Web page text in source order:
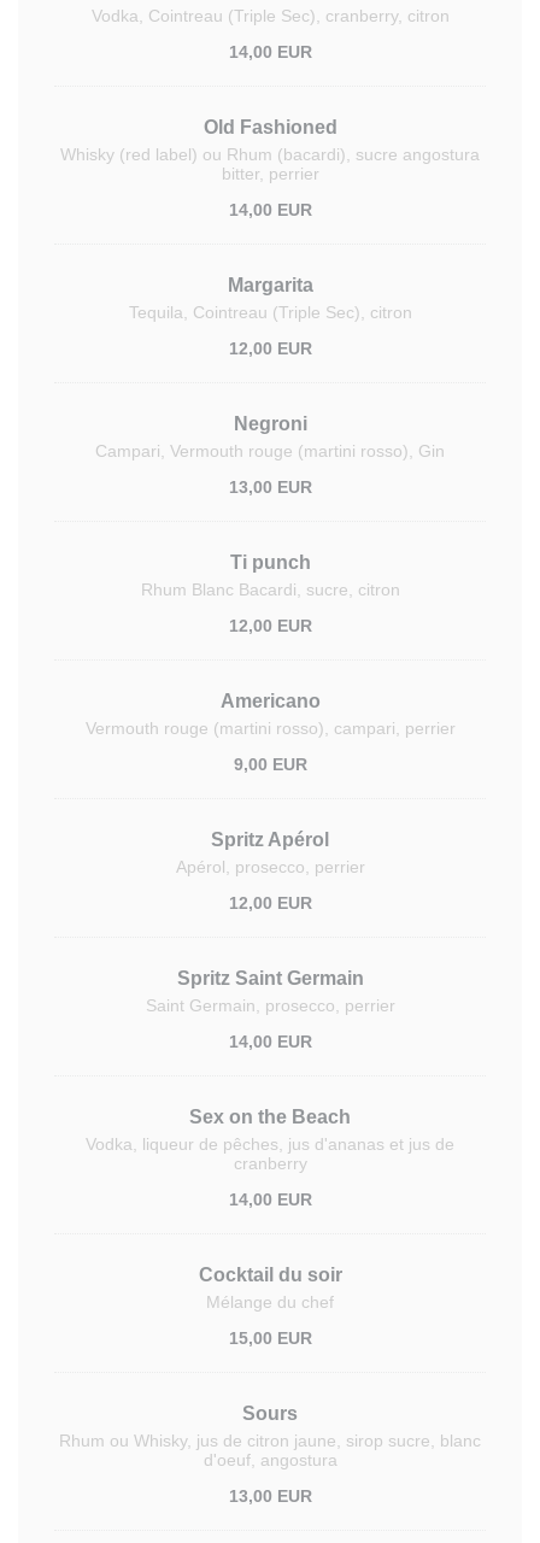
Vodka, Cointreau (Triple Sec), cranberry, citron
14,00 EUR
Old Fashioned
Whisky (red label) ou Rhum (bacardi), sucre angostura
bitter, perrier
14,00 EUR
Margarita
Tequila, Cointreau (Triple Sec), citron
12,00 EUR
Negroni
Campari, Vermouth rouge (martini rosso), Gin
13,00 EUR
Ti punch
Rhum Blanc Bacardi, sucre, citron
12,00 EUR
Americano
Vermouth rouge (martini rosso), campari, perrier
9,00 EUR
Spritz Apérol
Apérol, prosecco, perrier
12,00 EUR
Spritz Saint Germain
Saint Germain, prosecco, perrier
14,00 EUR
Sex on the Beach
Vodka, liqueur de pêches, jus d'ananas et jus de
cranberry
14,00 EUR
Cocktail du soir
Mélange du chef
15,00 EUR
Sours
Rhum ou Whisky, jus de citron jaune, sirop sucre, blanc
d'oeuf, angostura
13,00 EUR